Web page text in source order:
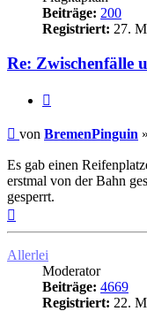
Beiträge: 200
Registriert: 27.
Re: Zwischenfälle
Ungelesener
von BremenPinguin »
Es gab einen
erstmal von der Bahn
gesperrt.
Allerlei
Moderator
Beiträge: 4669
Registriert: 22.